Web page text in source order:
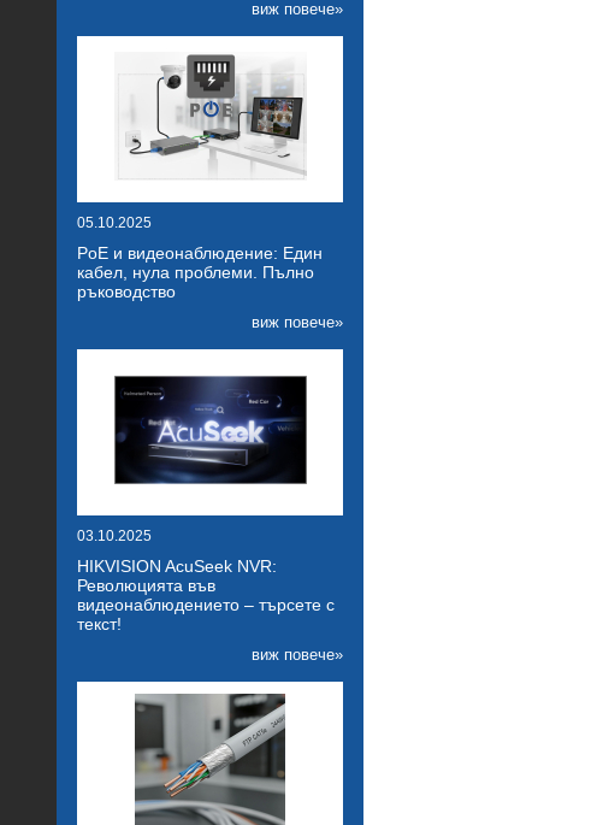
виж повече»
05.10.2025
PoE и видеонаблюдение: Един
кабел, нула проблеми. Пълно
ръководство
виж повече»
03.10.2025
HIKVISION AcuSeek NVR:
Революцията във
видеонаблюдението – търсете с
текст!
виж повече»